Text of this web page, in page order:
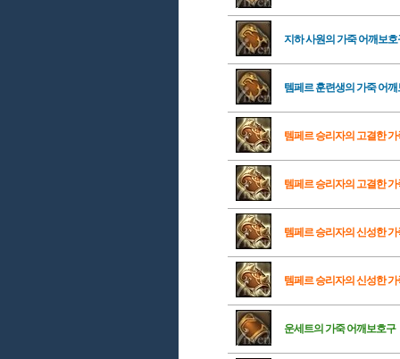
지하 사원의 가죽 어깨보호
템페르 훈련생의 가죽 어
템페르 승리자의 고결한
템페르 승리자의 고결한
템페르 승리자의 신성한
템페르 승리자의 신성한
운세트의 가죽 어깨보호구